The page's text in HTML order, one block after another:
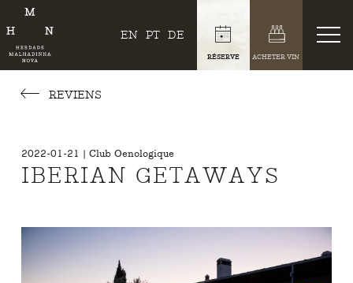
EN PT DE
RÉSERVE ACHETER VIN
REVIENS
2022-01-21 | Club Oenologique
IBERIAN GETAWAYS